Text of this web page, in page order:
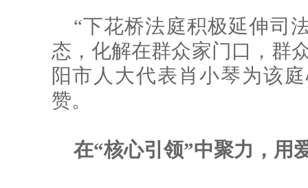
“下花桥法庭积极延伸司
态，化解在群众家门口，群
阳市人大代表肖小琴为该
赞。
在“核心引领”中聚力，用